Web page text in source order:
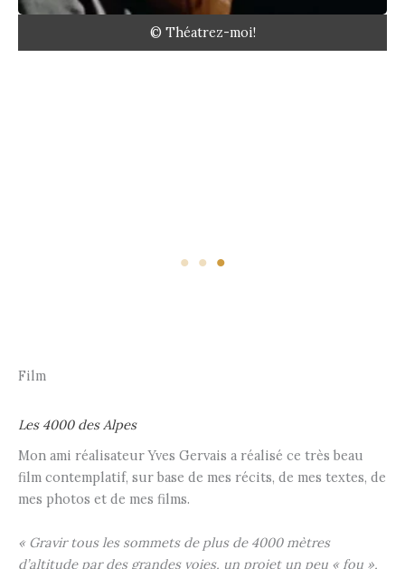
© Théatrez-moi!
Film
Les 4000 des Alpes
Mon ami réalisateur Yves Gervais a réalisé ce très beau
film contemplatif, sur base de mes récits, de mes textes, de
mes photos et de mes films.
« Gravir tous les sommets de plus de 4000 mètres
d’altitude par des grandes voies, un projet un peu « fou »,